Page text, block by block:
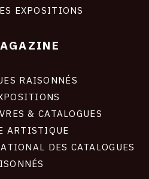
EXPOSITIONS
RAISONNÉS
& CATALOGUES
ARTISTIQUE
DES CATALOGUES